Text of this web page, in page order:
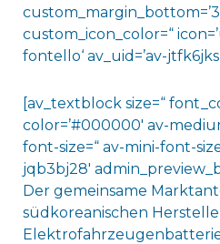
custom_icon_color=“
fontello‘ av_uid=’av-
[av_textblock size=“
color=’#000000′ av-
font-size=“ av-mini-font-
jqb3bj28′
Der gemeinsame
südkoreanischen